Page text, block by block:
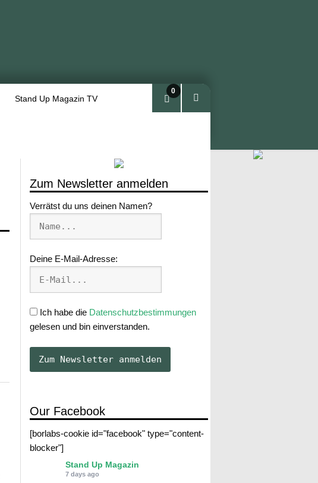
Stand Up Magazin TV
0
Zum Newsletter anmelden
Verrätst du uns deinen Namen?
Deine E-Mail-Adresse:
Ich habe die Datenschutzbestimmungen
gelesen und bin einverstanden.
Our Facebook
[borlabs-cookie id="facebook" type="content-
blocker"]
Stand Up Magazin
7 days ago